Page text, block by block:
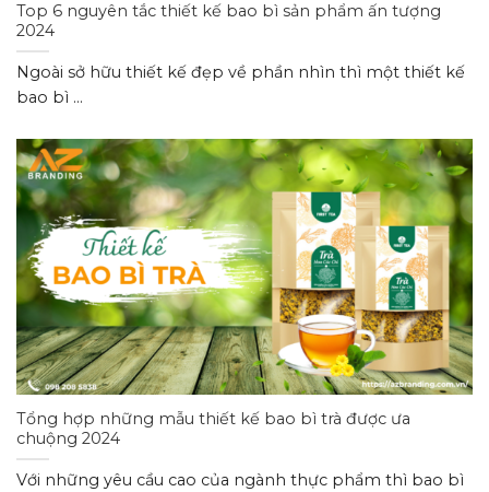
Top 6 nguyên tắc thiết kế bao bì sản phẩm ấn tượng
2024
Ngoài sở hữu thiết kế đẹp về phần nhìn thì một thiết kế
bao bì ...
Tổng hợp những mẫu thiết kế bao bì trà được ưa
chuộng 2024
Với những yêu cầu cao của ngành thực phẩm thì bao bì